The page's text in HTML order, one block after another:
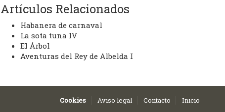
Artículos Relacionados
Habanera de carnaval
La sota tuna IV
El Árbol
Aventuras del Rey de Albelda I
Cookies Aviso legal Contacto Inicio